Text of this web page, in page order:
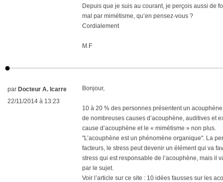
Depuis que je suis au courant, je perçois aussi de
mal par mimétisme, qu’en pensez-vous ?
Cordialement
M.F
par Docteur A. Icarre
22/11/2014 à 13:23
Bonjour,
10 à 20 % des personnes présentent un
de nombreuses causes d’acouphène, auditives et
cause d’acouphène et le « mimétisme » non plus.
"L’acouphène est un phénomène organique". La
facteurs, le stress peut devenir un élément qui va
stress qui est responsable de l’acouphène, mais il
par le sujet.
Voir l’article sur ce site : 10 idées fausses sur les